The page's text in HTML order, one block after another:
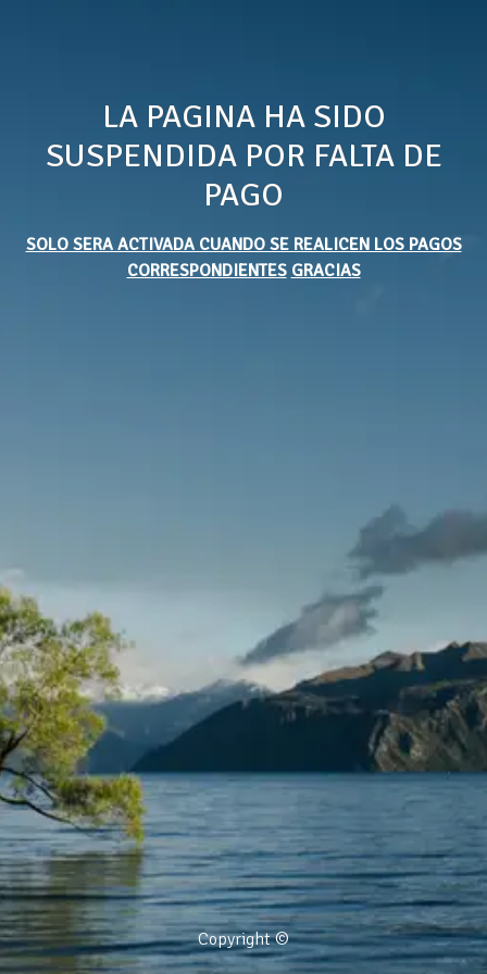
LA PAGINA HA SIDO
SUSPENDIDA POR FALTA DE
PAGO
SOLO SERA ACTIVADA CUANDO SE REALICEN LOS PAGOS
CORRESPONDIENTES GRACIAS
Copyright ©